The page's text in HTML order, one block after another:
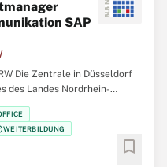
SAP
Die Zentrale in Düsseldorf
des Landes Nordrhein-
Zeitpunkt
(w/m/d) Change und
und Liegenschaftsbetrieb
WEITERBILDUNG
bookmark